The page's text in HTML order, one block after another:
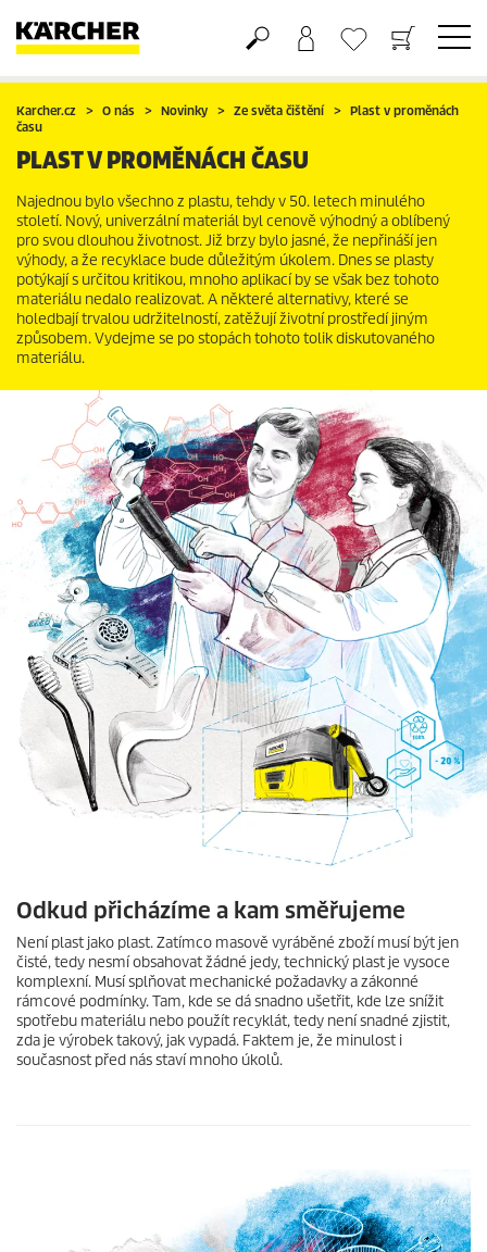
Nákupní košík
Seznam oblíbených produktů
Karcher.cz O nás Novinky Ze světa čištění
Plast v proměnách
času
PLAST V PROMĚNÁCH ČASU
Najednou bylo všechno z plastu, tehdy v 50. letech minulého
století. Nový, univerzální materiál byl cenově výhodný a oblíbený
pro svou dlouhou životnost. Již brzy bylo jasné, že nepřináší jen
výhody, a že recyklace bude důležitým úkolem. Dnes se plasty
potýkají s určitou kritikou, mnoho aplikací by se však bez tohoto
materiálu nedalo realizovat. A některé alternativy, které se
holedbají trvalou udržitelností, zatěžují životní prostředí jiným
způsobem. Vydejme se po stopách tohoto tolik diskutovaného
materiálu.
Odkud přicházíme a kam směřujeme
Není plast jako plast. Zatímco masově vyráběné zboží musí být jen
čisté, tedy nesmí obsahovat žádné jedy, technický plast je vysoce
komplexní. Musí splňovat mechanické požadavky a zákonné
rámcové podmínky. Tam, kde se dá snadno ušetřit, kde lze snížit
spotřebu materiálu nebo použít recyklát, tedy není snadné zjistit,
zda je výrobek takový, jak vypadá. Faktem je, že minulost i
současnost před nás staví mnoho úkolů.